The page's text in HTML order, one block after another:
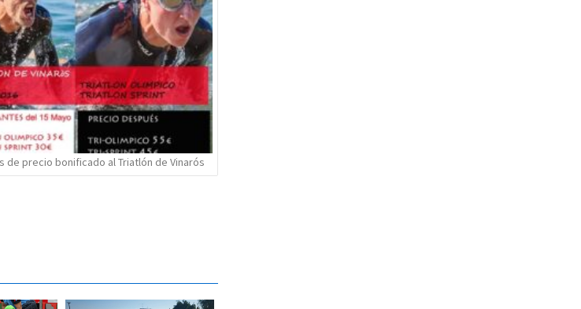
de precio bonificado al Triatlón de Vinarós